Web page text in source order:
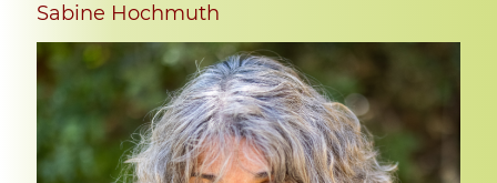
Sabine Hochmuth